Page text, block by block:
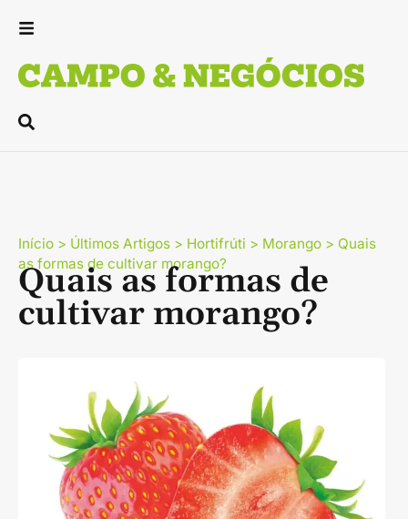
Início > Últimos Artigos > Hortifrúti > Morango > Quais
as formas de cultivar morango?
Quais as formas de
cultivar morango?